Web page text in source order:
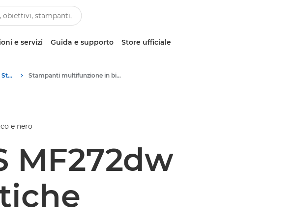
e servizi Guida e supporto Store ufficiale
Stampanti multifunzione - Stampanti all in one Stampanti multifunzione in bianco e nero
e nero
MF272dw